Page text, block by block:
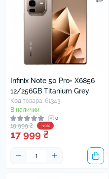
Infinix Note 50 Pro+ X6856
12/256GB Titanium Grey
Код товара: 61343
В наличии
0
19 999 ₴ -10%
17 999 ₴